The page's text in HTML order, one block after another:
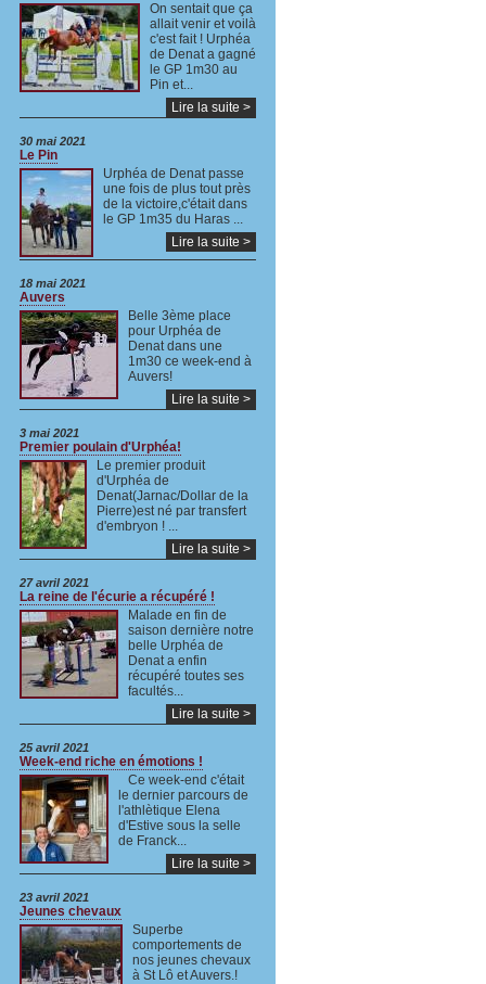
On sentait que ça
allait venir et voilà
c'est fait ! Urphéa
de Denat a gagné
le GP 1m30 au
Pin et...
Lire la suite >
30 mai 2021
Le Pin
Urphéa de Denat passe
une fois de plus tout près
de la victoire,c'était dans
le GP 1m35 du Haras ...
Lire la suite >
18 mai 2021
Auvers
Belle 3ème place
pour Urphéa de
Denat dans une
1m30 ce week-end à
Auvers!
Lire la suite >
3 mai 2021
Premier poulain d'Urphéa!
Le premier produit
d'Urphéa de
Denat(Jarnac/Dollar de la
Pierre)est né par transfert
d'embryon ! ...
Lire la suite >
27 avril 2021
La reine de l'écurie a récupéré !
Malade en fin de
saison dernière notre
belle Urphéa de
Denat a enfin
récupéré toutes ses
facultés...
Lire la suite >
25 avril 2021
Week-end riche en émotions !
Ce week-end c'était
le dernier parcours de
l'athlètique Elena
d'Estive sous la selle
de Franck...
Lire la suite >
23 avril 2021
Jeunes chevaux
Superbe
comportements de
nos jeunes chevaux
à St Lô et Auvers.!